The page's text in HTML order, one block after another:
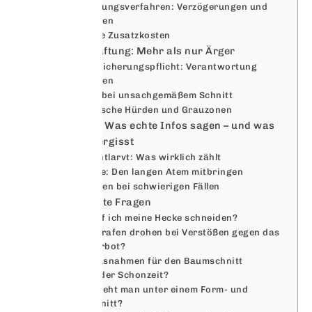
Genehmigungsverfahren: Verzögerungen und
Kostenfallen
Versteckte Zusatzkosten
Risiko und Haftung: Mehr als nur Ärger
Verkehrssicherungspflicht: Verantwortung
übernehmen
Gefahren bei unsachgemäßem Schnitt
Bürokratische Hürden und Grauzonen
Gap-Analyse: Was echte Infos sagen – und was
(fast) jeder vergisst
Mythen entlarvt: Was wirklich zählt
Bürokratie: Den langen Atem mitbringen
Alternativen bei schwierigen Fällen
Häufig gestellte Fragen
Wann darf ich meine Hecke schneiden?
Welche Strafen drohen bei Verstößen gegen das
Schnittverbot?
Gibt es Ausnahmen für den Baumschnitt
während der Schonzeit?
Was versteht man unter einem Form- und
Pflegeschnitt?